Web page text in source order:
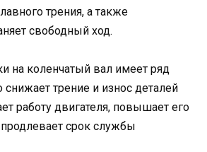
трения, а также
свободный ход.
на коленчатый вал имеет ряд
трение и износ деталей
работу двигателя, повышает его
срок службы